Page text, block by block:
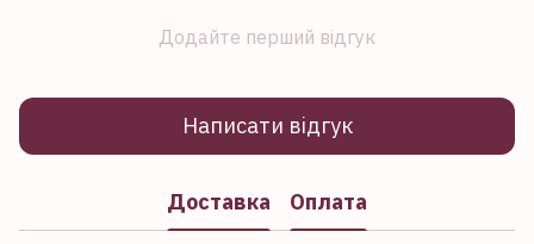
Додайте перший відгук
Написати відгук
Доставка Оплата